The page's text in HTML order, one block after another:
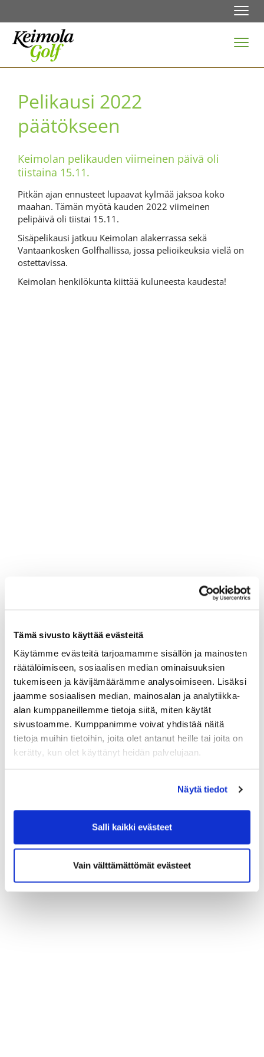
Tämä sivusto käyttää evästeitä
Käytämme evästeitä tarjoamamme sisällön ja mainosten
räätälöimiseen, sosiaalisen median ominaisuuksien
tukemiseen ja kävijämäärämme analysoimiseen. Lisäksi
jaamme sosiaalisen median, mainosalan ja analytiikka-
alan kumppaneillemme tietoja siitä, miten käytät
sivustoamme. Kumppanimme voivat yhdistää näitä
tietoja muihin tietoihin, joita olet antanut heille tai joita on
kerätty, kun olet käyttänyt heidän palvelujaan.
Näytä tiedot
Salli kaikki evästeet
Vain välttämättömät evästeet
Pelikausi 2022
päätökseen
Keimolan pelikauden viimeinen päivä oli
tiistaina 15.11.
Pitkän ajan ennusteet lupaavat kylmää jaksoa koko
maahan. Tämän myötä kauden 2022 viimeinen
pelipäivä oli tiistai 15.11.
Sisäpelikausi jatkuu Keimolan alakerrassa sekä
Vantaankosken Golfhallissa, jossa pelioikeuksia vielä on
ostettavissa.
Keimolan henkilökunta kiittää kuluneesta kaudesta!